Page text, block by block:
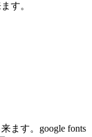
す。
ます。google fonts